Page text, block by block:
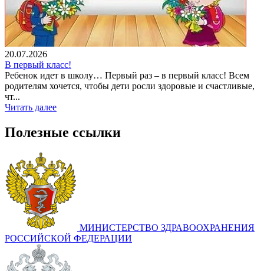
20.07.2026
В первый класс!
Ребенок идет в школу… Первый раз – в первый класс! Всем
родителям хочется, чтобы дети росли здоровые и счастливые,
чт...
Читать далее
Полезные ссылки
МИНИСТЕРСТВО ЗДРАВООХРАНЕНИЯ
РОССИЙСКОЙ ФЕДЕРАЦИИ